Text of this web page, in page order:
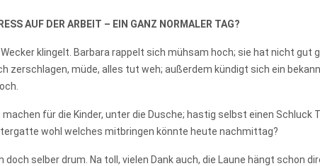
AUF DER ARBEIT – EIN GANZ NORMALER TAG?
klingelt. Barbara rappelt sich mühsam hoch; sie hat nicht
zerschlagen, müde, alles tut weh; außerdem kündigt sich ein
für die Kinder, unter die Dusche; hastig selbst einen Schluck
wohl welches mitbringen könnte heute nachmittag?
doch selber drum. Na toll, vielen Dank auch, die Laune hängt schon